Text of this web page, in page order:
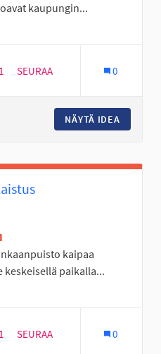
kaupungin...
Itäinen Seinäjoki
1 1 SEURAAJA
SEURAA 0
NÄYTÄ IDEA
kaipaa
keskeisellä paikalla...
Itäinen Seinäjoki
1 1 SEURAAJA
SEURAA 0